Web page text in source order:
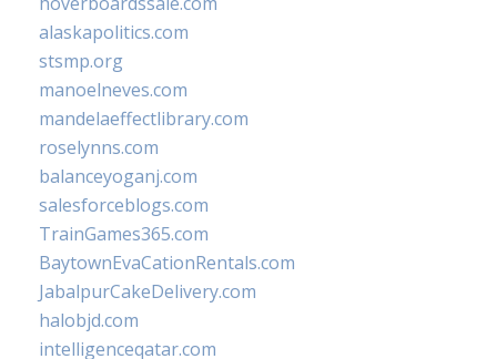
alaskapolitics.com
stsmp.org
manoelneves.com
mandelaeffectlibrary.com
roselynns.com
balanceyoganj.com
salesforceblogs.com
TrainGames365.com
BaytownEvaCationRentals.com
JabalpurCakeDelivery.com
halobjd.com
intelligenceqatar.com